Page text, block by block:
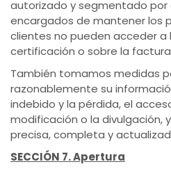
autorizado y segmentado
encargados de mantener los
clientes no pueden acceder a
certificación o sobre la
También tomamos medidas
razonablemente su
indebido y la pérdida, el
modificación o la divulgación,
precisa, completa y
SECCIÓN 7. Apertura